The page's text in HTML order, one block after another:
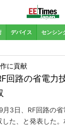
デバイス センシン
回路の省電力
に貢献
月3日、RF回路の
した、と発表した